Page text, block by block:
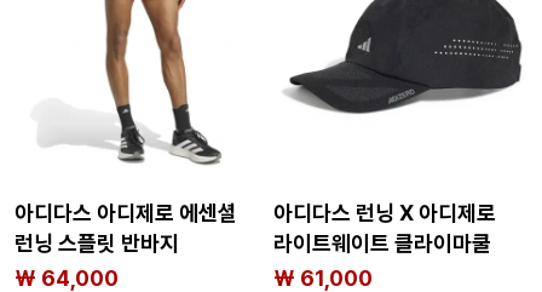
아디다스 아디제로 에센셜
런닝 스플릿 반바지
6143209361
₩ 64,000
아디다스 런닝 X 아디제로
라이트웨이트 클라이마쿨
모자 6141580362
₩ 61,000